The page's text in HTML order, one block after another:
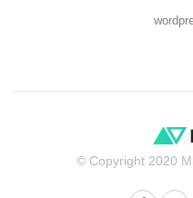
© Copyright 2020